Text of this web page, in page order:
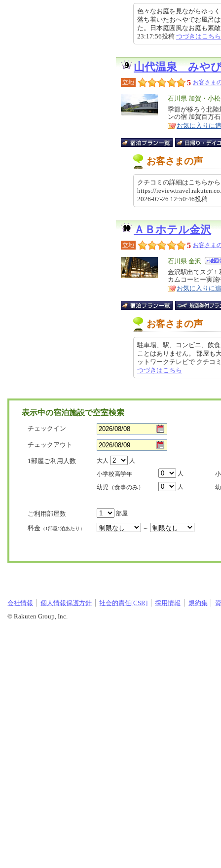
色々なお庭を見ながらゆっ
落ち着いたおへやでお風呂
た。日本庭園風なお庭も素
23:17:56投稿 つづきはこちら
山代温泉 みや
立地 5 お客さま
エ
リ
ア
石川県 加賀・小
特
徴
季節が移ろう北
ンの宿 加賀百万
お気に入りに
お客さまの声
クチコミの詳細はこちら
https://
2026-07-26 12:50:46投稿
ＡＢホテル金沢
立地 5 お客さま
エ
リ
ア
石川県 金沢
特
徴
金沢駅出てスグ
カムコーヒー実
お気に入りに
お客さまの声
駐車場、駅、コンビニ、飲
ことはありません。 部屋も
ットワークテレビで クチ
つづきはこちら
表示中の宿泊施設で空室検索
チェックイン
チェックアウト
1部屋ご利用人数 大人
人
小学校高学年
人
幼児（食事のみ）
人
ご利用部屋数 部屋
料金 （1部屋1泊あたり） ～
会社情報 個人情報保護方針 社会的責任[CSR] 採用情報 規約集
© Rakuten Group, Inc.